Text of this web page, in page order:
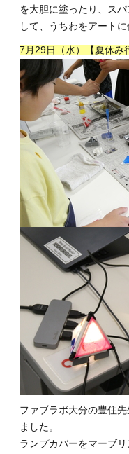
を大胆に塗ったり、ス
して、うちわをアート
7月29日（水）【夏休み
ファブラボ大分の豊住
ました。
ランプカバーをマーブ